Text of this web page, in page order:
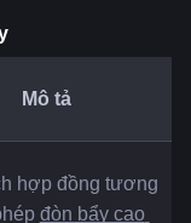
Mô tả
hợp đồng tương
đòn bẩy cao